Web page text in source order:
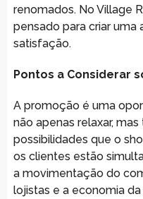
renomados. No Village
pensado para criar
satisfação.
Pontos a Considerar
A promoção é uma
não apenas relaxar,
possibilidades que o
os clientes estão
a movimentação do
lojistas e a economia